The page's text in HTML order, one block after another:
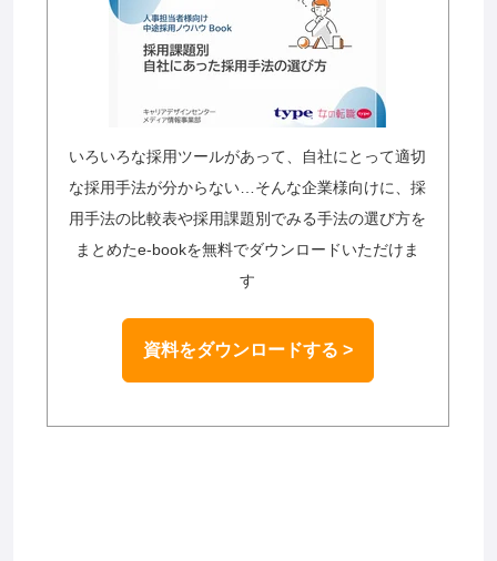
いろいろな採用ツールがあって、自社にとって適切
な採用手法が分からない…そんな企業様向けに、採
用手法の比較表や採用課題別でみる手法の選び方を
まとめたe-bookを無料でダウンロードいただけま
す
資料をダウンロードする >